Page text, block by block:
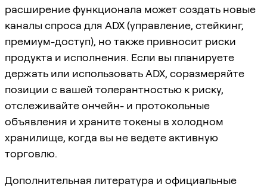
расширение функционала может создать новые
каналы спроса для ADX (управление, стейкинг,
премиум-доступ), но также привносит риски
продукта и исполнения. Если вы планируете
держать или использовать ADX, соразмеряйте
позиции с вашей толерантностью к риску,
отслеживайте ончейн- и протокольные
объявления и храните токены в холодном
хранилище, когда вы не ведете активную
торговлю.
Дополнительная литература и официальные